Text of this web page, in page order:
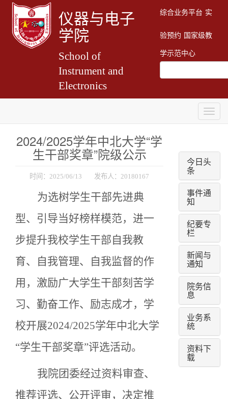
仪器与电子
学院
School of
Instrument and
Electronics
综合业务平台 实
验预约 国家级教
学示范中心
2024/2025学年中北大学“学
生干部奖章”院级公示
时间：2025/06/13 发布人：20180167
为选树学生干部先进典
型、引导当好榜样模范，进一
步提升我校学生干部自我教
育、自我管理、自我监督的作
用，激励广大学生干部刻苦学
习、勤奋工作、励志成才，学
校开展2024/2025学年中北大学
“学生干部奖章”评选活动。
我院团委经过资料审查、
推荐评选、公开评审，决定推
今日头
条
事件通
知
纪要专
栏
新闻与
通知
院务信
息
业务系
统
资料下
载